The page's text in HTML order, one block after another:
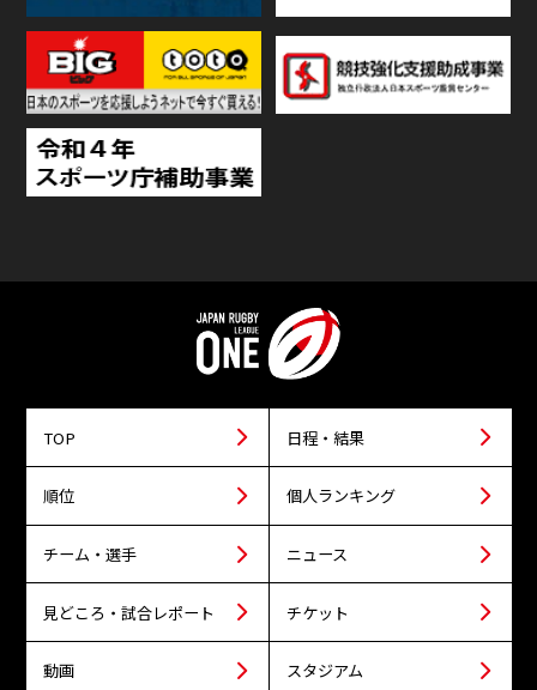
TOP 日程・結果
順位 個人ランキング
チーム・選手 ニュース
見どころ・試合レポート チケット
動画 スタジアム